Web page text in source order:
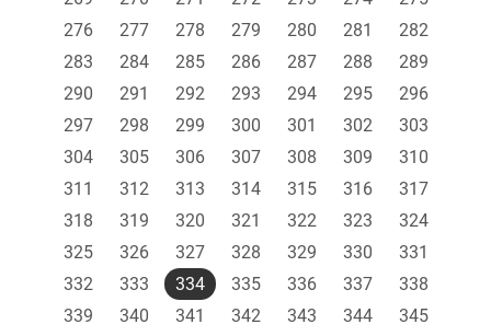
276
277 278 279 280 281
282
283
284 285 286 287 288
289
290
291 292 293 294 295
296
297
298 299 300 301 302
303
304
305 306 307 308 309
310
311
312 313 314 315 316
317
318
319 320 321 322 323
324
325
326 327 328 329 330
331
332
333 334 335 336 337
338
339
340 341 342 343 344
345